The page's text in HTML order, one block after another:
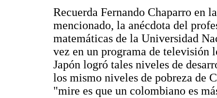
Recuerda Fernando Chaparro en
mencionado, la anécdota del
matemáticas de la Universidad
vez en un programa de televisión
Japón logró tales niveles de
los mismo niveles de pobreza de
"mire es que un colombiano es